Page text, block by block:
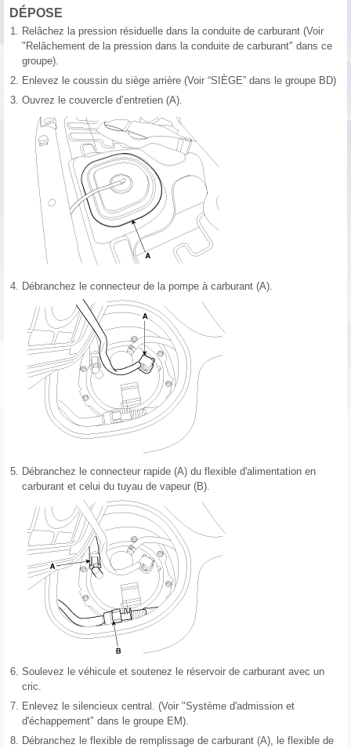
DÉPOSE
1. Relâchez la pression résiduelle dans la conduite de carburant (Voir
"Relâchement de la pression dans la conduite de carburant" dans ce
groupe).
2. Enlevez le coussin du siège arrière (Voir “SIÈGE” dans le groupe BD)
3. Ouvrez le couvercle d’entretien (A).
4. Débranchez le connecteur de la pompe à carburant (A).
5. Débranchez le connecteur rapide (A) du flexible d'alimentation en
carburant et celui du tuyau de vapeur (B).
6. Soulevez le véhicule et soutenez le réservoir de carburant avec un
cric.
7. Enlevez le silencieux central. (Voir "Système d'admission et
d'échappement" dans le groupe EM).
8. Débranchez le flexible de remplissage de carburant (A), le flexible de